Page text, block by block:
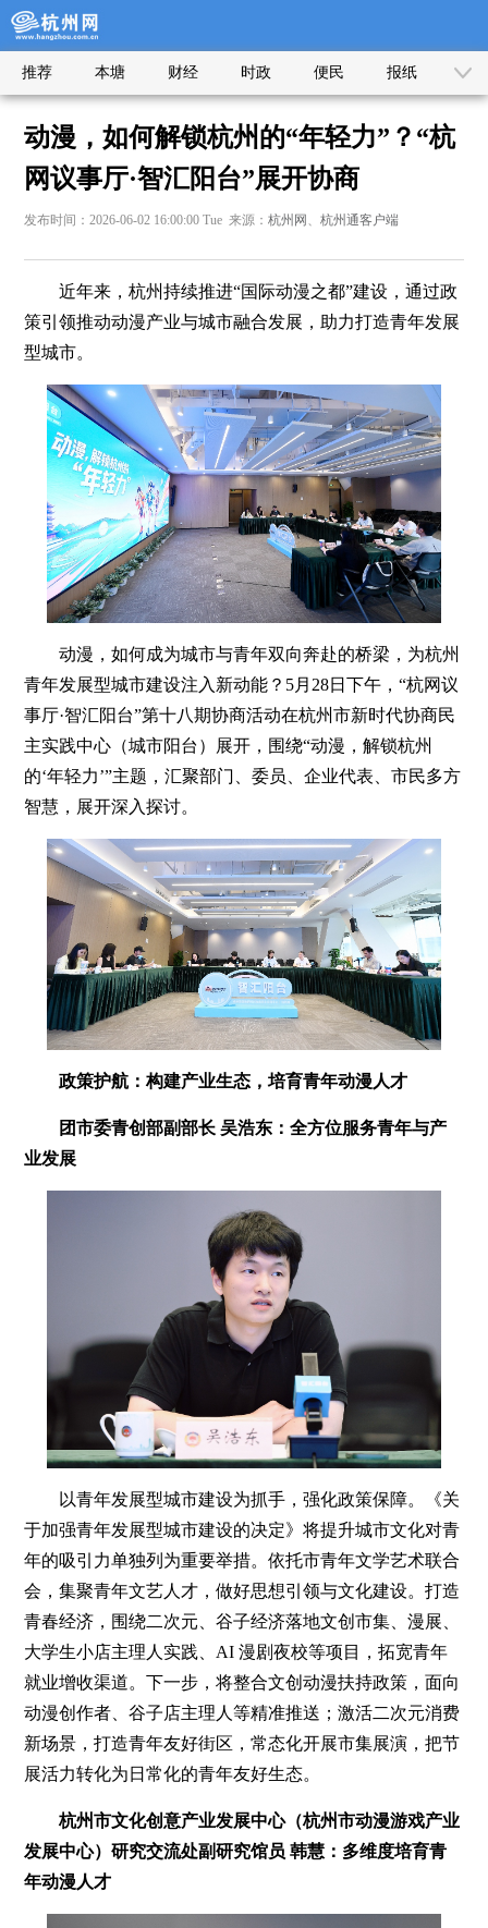
推荐 本塘 财经 时政 便民 报纸
动漫，如何解锁杭州的“年轻力”？“杭
网议事厅·智汇阳台”展开协商
发布时间：2026-06-02 16:00:00 Tue 来源：杭州网 、杭州通客户端
近年来，杭州持续推进“国际动漫之都”建设，通过政
策引领推动动漫产业与城市融合发展，助力打造青年发展
型城市。
动漫，如何成为城市与青年双向奔赴的桥梁，为杭州
青年发展型城市建设注入新动能？5月28日下午，“杭网议
事厅·智汇阳台”第十八期协商活动在杭州市新时代协商民
主实践中心（城市阳台）展开，围绕“动漫，解锁杭州
的‘年轻力’”主题，汇聚部门、委员、企业代表、市民多方
智慧，展开深入探讨。
政策护航：构建产业生态，培育青年动漫人才
团市委青创部副部长 吴浩东：全方位服务青年与产
业发展
以青年发展型城市建设为抓手，强化政策保障。《关
于加强青年发展型城市建设的决定》将提升城市文化对青
年的吸引力单独列为重要举措。依托市青年文学艺术联合
会，集聚青年文艺人才，做好思想引领与文化建设。打造
青春经济，围绕二次元、谷子经济落地文创市集、漫展、
大学生小店主理人实践、AI 漫剧夜校等项目，拓宽青年
就业增收渠道。下一步，将整合文创动漫扶持政策，面向
动漫创作者、谷子店主理人等精准推送；激活二次元消费
新场景，打造青年友好街区，常态化开展市集展演，把节
展活力转化为日常化的青年友好生态。
杭州市文化创意产业发展中心（杭州市动漫游戏产业
发展中心）研究交流处副研究馆员 韩慧：多维度培育青
年动漫人才